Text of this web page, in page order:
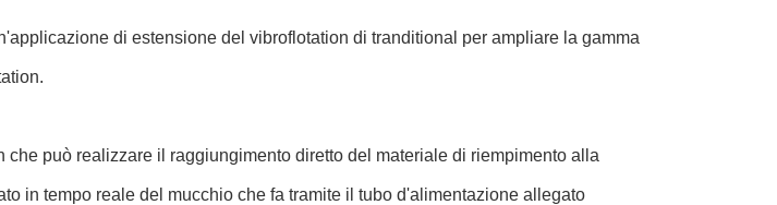
di estensione del vibroflotation di tranditional per ampliare la gamma
che può realizzare il raggiungimento diretto del materiale di riempimento alla
in tempo reale del mucchio che fa tramite il tubo d'alimentazione allegato